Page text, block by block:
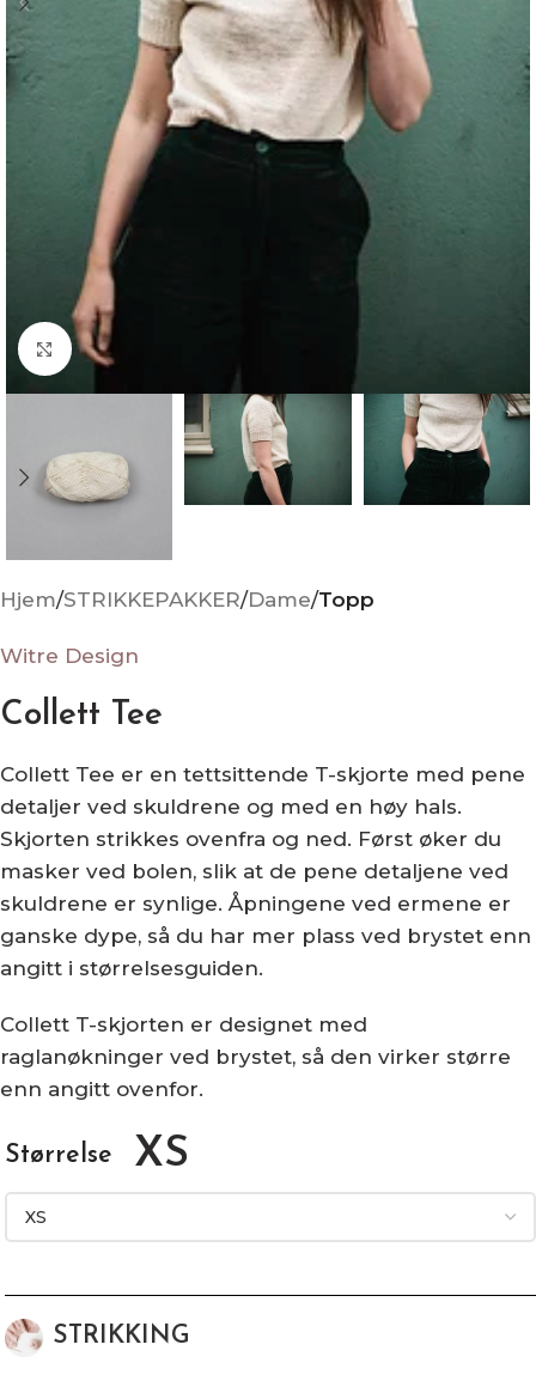
Click to enlarge
Hjem STRIKKEPAKKER Dame Topp
Witre Design
Collett Tee
Collett Tee er en tettsittende T-skjorte med pene
detaljer ved skuldrene og med en høy hals.
Skjorten strikkes ovenfra og ned. Først øker du
masker ved bolen, slik at de pene detaljene ved
skuldrene er synlige. Åpningene ved ermene er
ganske dype, så du har mer plass ved brystet enn
angitt i størrelsesguiden.
Collett T-skjorten er designet med
raglanøkninger ved brystet, så den virker større
enn angitt ovenfor.
Størrelse XS
STRIKKING